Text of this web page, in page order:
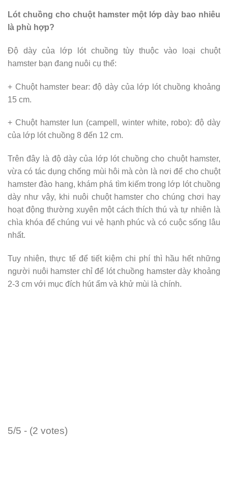
Lót chuồng cho chuột hamster một lớp dày bao nhiêu
là phù hợp?
Độ dày của lớp lót chuồng tùy thuộc vào loại chuột
hamster bạn đang nuôi cụ thể:
+ Chuột hamster bear: độ dày của lớp lót chuồng khoảng
15 cm.
+ Chuột hamster lun (campell, winter white, robo): độ dày
của lớp lót chuồng 8 đến 12 cm.
Trên đây là độ dày của lớp lót chuồng cho chuột hamster,
vừa có tác dụng chống mùi hôi mà còn là nơi để cho chuột
hamster đào hang, khám phá tìm kiếm trong lớp lót chuồng
dày như vậy, khi nuôi chuột hamster cho chúng chơi hay
hoạt động thường xuyên một cách thích thú và tự nhiên là
chìa khóa để chúng vui vẻ hạnh phúc và có cuộc sống lâu
nhất.
Tuy nhiên, thực tế để tiết kiệm chi phí thì hầu hết những
người nuôi hamster chỉ để lót chuồng hamster dày khoảng
2-3 cm với mục đích hút ẩm và khử mùi là chính.
5/5 - (2 votes)